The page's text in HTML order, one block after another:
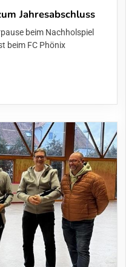
Jahresabschluss
beim Nachholspiel
beim FC Phönix